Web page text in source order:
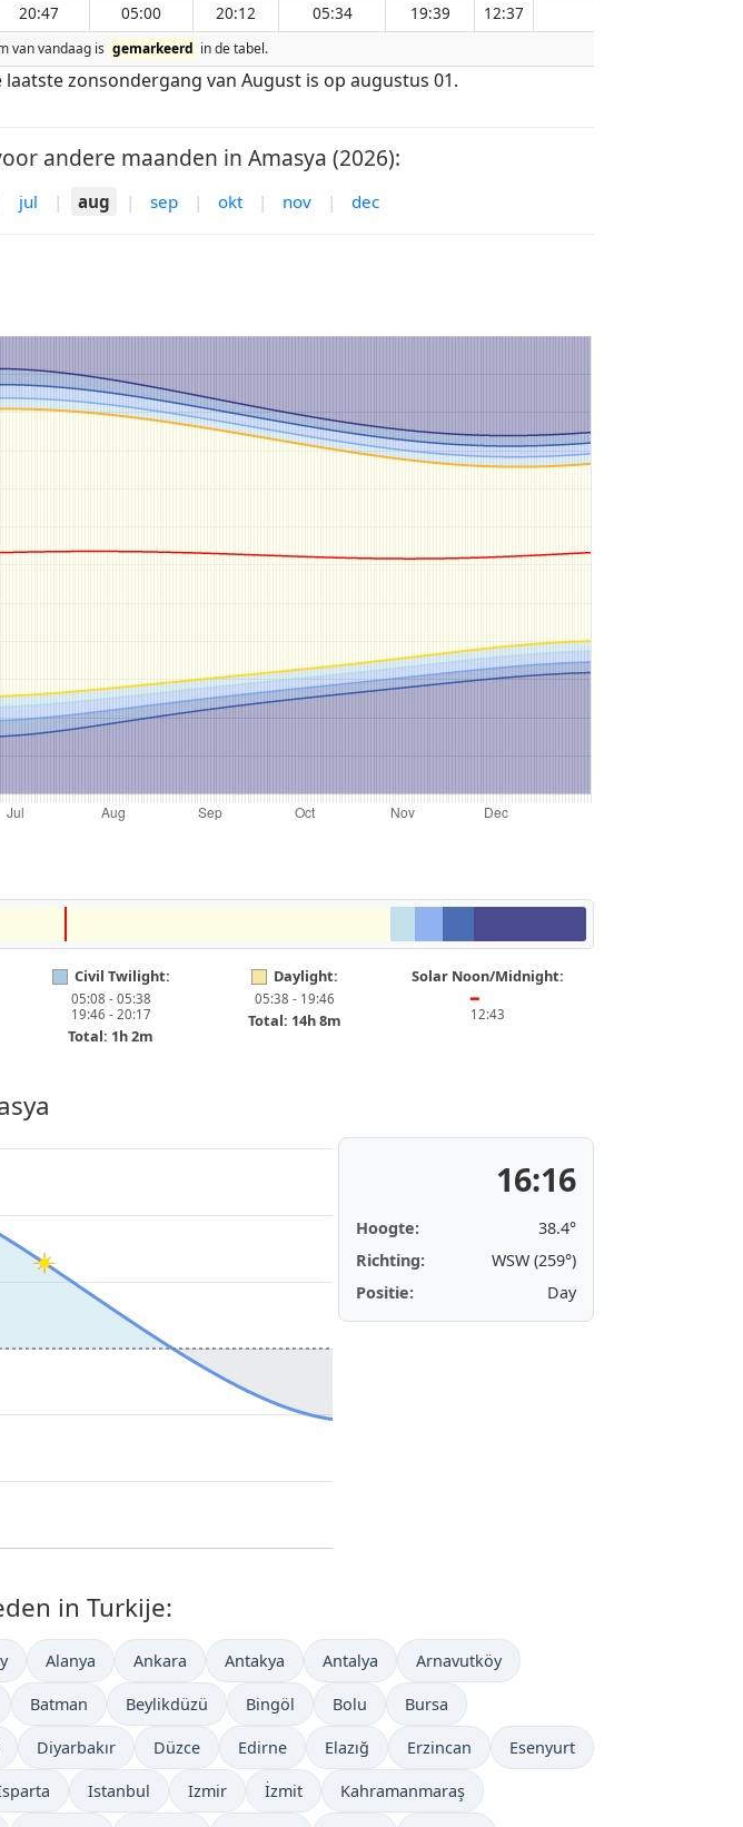
20:47 05:00 20:12 05:34 19:39 12:37
van vandaag is gemarkeerd in de tabel.
zonsondergang van August is op augustus 01.
andere maanden in Amasya (2026):
jul | aug | sep | okt | nov | dec
Civil Twilight:
05:08 - 05:38
19:46 - 20:17
Total: 1h 2m
Daylight:
05:38 - 19:46
Total: 14h 8m
Solar Noon/Midnight:
━
12:43
16:16
Hoogte:
38.4°
Richting:
WSW (259°)
Positie:
Day
in Turkije:
Alanya Ankara Antakya Antalya Arnavutköy
Batman Beylikdüzü Bingöl Bolu Bursa
Diyarbakır Düzce Edirne Elazığ Erzincan Esenyurt
Istanbul Izmir İzmit Kahramanmaraş